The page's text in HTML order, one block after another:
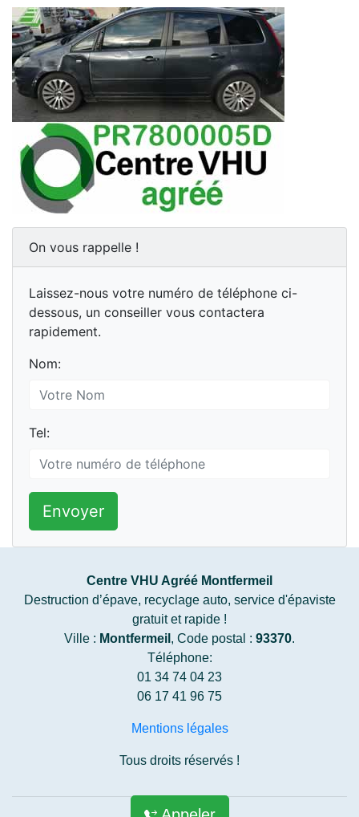
On vous rappelle !
Laissez-nous votre numéro de téléphone ci-
dessous, un conseiller vous contactera
rapidement.
Nom:
Tel:
Envoyer
Centre VHU Agréé Montfermeil
Destruction d’épave, recyclage auto, service d'épaviste
gratuit et rapide !
Ville : Montfermeil , Code postal : 93370.
Téléphone:
01 34 74 04 23
06 17 41 96 75
Mentions légales
Tous droits réservés !